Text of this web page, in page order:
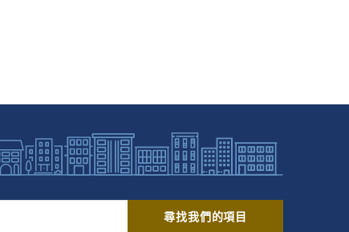
尋找我們的項目